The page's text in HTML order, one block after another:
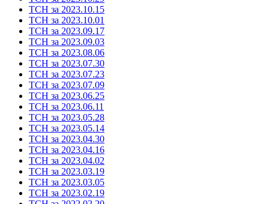
ТСН за 2023.10.15
ТСН за 2023.10.01
ТСН за 2023.09.17
ТСН за 2023.09.03
ТСН за 2023.08.06
ТСН за 2023.07.30
ТСН за 2023.07.23
ТСН за 2023.07.09
ТСН за 2023.06.25
ТСН за 2023.06.11
ТСН за 2023.05.28
ТСН за 2023.05.14
ТСН за 2023.04.30
ТСН за 2023.04.16
ТСН за 2023.04.02
ТСН за 2023.03.19
ТСН за 2023.03.05
ТСН за 2023.02.19